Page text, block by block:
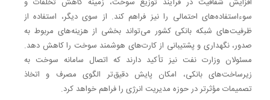
سوءاستفاده‌های احتمالی را نیز فراهم کند. از سوی دیگر، استفاده از
ظرفیت‌های شبکه بانکی کشور می‌تواند بخشی از هزینه‌های مربوط به
صدور، نگهداری و پشتیبانی از کارت‌های هوشمند سوخت را کاهش دهد.
مسئولان وزارت نفت نیز تأکید دارند که اتصال سامانه سوخت به
زیرساخت‌های بانکی، امکان پایش دقیق‌تر الگوی مصرف و اتخاذ
تصمیمات مؤثرتر در حوزه مدیریت انرژی را فراهم خواهد کرد.